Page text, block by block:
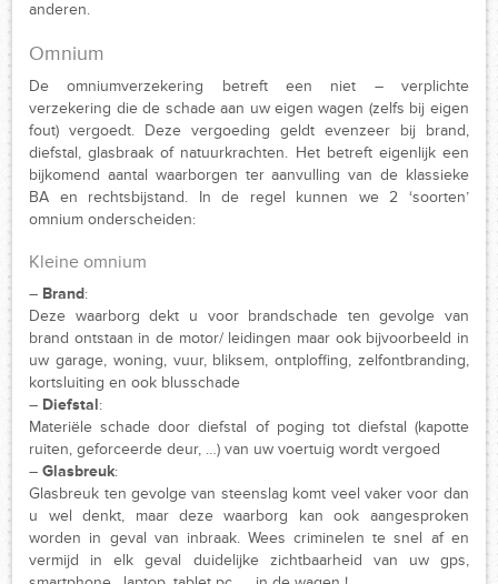
anderen.
Omnium
De omniumverzekering betreft een niet – verplichte
verzekering die de schade aan uw eigen wagen (zelfs bij eigen
fout) vergoedt. Deze vergoeding geldt evenzeer bij brand,
diefstal, glasbraak of natuurkrachten. Het betreft eigenlijk een
bijkomend aantal waarborgen ter aanvulling van de klassieke
BA en rechtsbijstand. In de regel kunnen we 2 ‘soorten’
omnium onderscheiden:
Kleine omnium
– Brand:
Deze waarborg dekt u voor brandschade ten gevolge van
brand ontstaan in de motor/ leidingen maar ook bijvoorbeeld in
uw garage, woning, vuur, bliksem, ontploffing, zelfontbranding,
kortsluiting en ook blusschade
– Diefstal:
Materiële schade door diefstal of poging tot diefstal (kapotte
ruiten, geforceerde deur, …) van uw voertuig wordt vergoed
– Glasbreuk:
Glasbreuk ten gevolge van steenslag komt veel vaker voor dan
u wel denkt, maar deze waarborg kan ook aangesproken
worden in geval van inbraak. Wees criminelen te snel af en
vermijd in elk geval duidelijke zichtbaarheid van uw gps,